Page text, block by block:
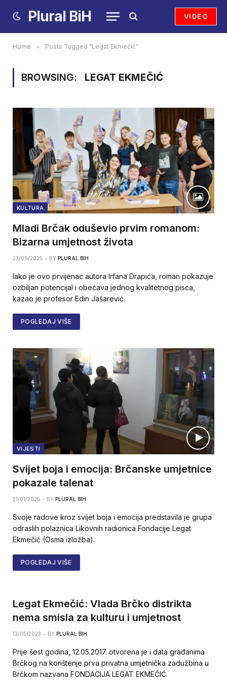
Plural BiH VIDEO
Home » Posts Tagged "Legat Ekmečić"
BROWSING: LEGAT EKMEČIĆ
KULTURA
Mladi Brčak oduševio prvim romanom:
Bizarna umjetnost života
23/09/2025 BY PLURAL BIH
Iako je ovo prvijenac autora Irfana Drapića, roman pokazuje
ozbiljan potencijal i obećava jednog kvalitetnog pisca,
kazao je profesor Edin Jašarević.
POGLEDAJ VIŠE
VIJESTI
Svijet boja i emocija: Brčanske umjetnice
pokazale talenat
21/01/2025 BY PLURAL BIH
Svoje radove kroz svijet boja i emocija predstavila je grupa
odraslih polaznica Likovnih radionica Fondacije Legat
Ekmečić (Osma izložba).
POGLEDAJ VIŠE
Legat Ekmečić: Vlada Brčko distrikta
nema smisla za kulturu i umjetnost
13/05/2023 BY PLURAL BIH
Prije šest godina, 12.05.2017. otvorena je i data građanima
Brčkog na korištenje prva privatna umjetnička zadužbina u
Brčkom nazvana FONDACIJA LEGAT EKMEČIĆ.